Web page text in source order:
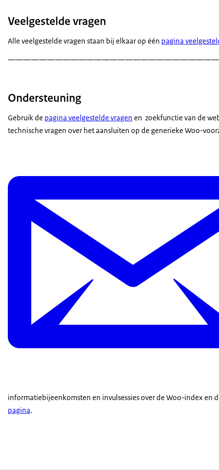
Veelgestelde vragen
Alle veelgestelde vragen staan bij elkaar op één pagina
Ondersteuning
Gebruik de pagina veelgestelde vragen en zoekfunctie van de
technische vragen over het aansluiten op de generieke Woo-
informatiebijeenkomsten en invulsessies over de Woo-index
pagina.